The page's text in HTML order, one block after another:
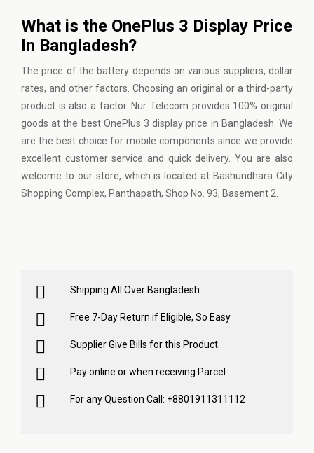
What is the OnePlus 3 Display Price
In Bangladesh?
The price of the battery depends on various suppliers, dollar
rates, and other factors. Choosing an original or a third-party
product is also a factor. Nur Telecom provides 100% original
goods at the best OnePlus 3 display price in Bangladesh. We
are the best choice for mobile components since we provide
excellent customer service and quick delivery. You are also
welcome to our store, which is located at Bashundhara City
Shopping Complex, Panthapath, Shop No. 93, Basement 2.
Shipping All Over Bangladesh
Free 7-Day Return if Eligible, So Easy
Supplier Give Bills for this Product.
Pay online or when receiving Parcel
For any Question Call: +8801911311112